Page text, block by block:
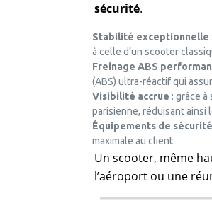
sécurité.
Stabilité exceptionnelle
à celle d’un scooter
Freinage ABS
(ABS) ultra-réactif qui
Visibilité accrue : grâce
parisienne, réduisant ainsi
Équipements de
maximale au client.
Un scooter, même
l’aéroport ou une